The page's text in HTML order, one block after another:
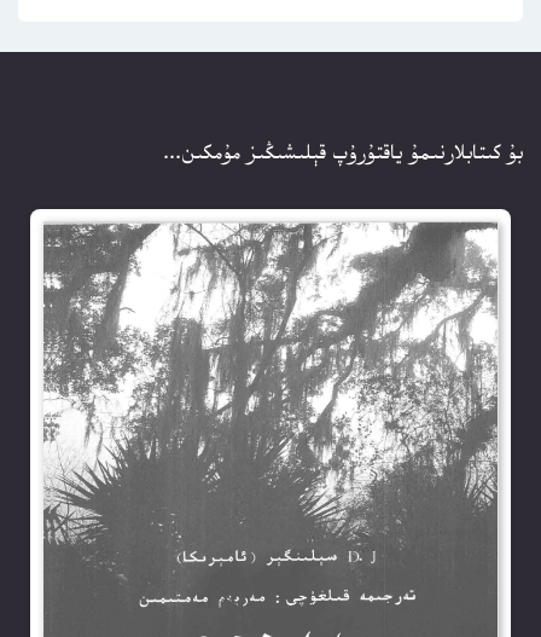
بۇ كىتابلارنىمۇ ياقتۇرۇپ قېلىشىڭىز مۇمكىن...